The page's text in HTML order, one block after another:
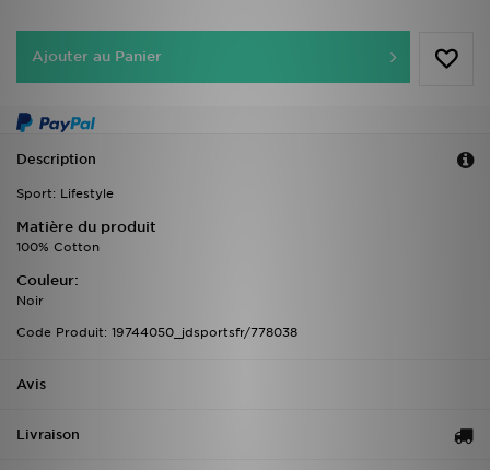
Ajouter au Panier
Description
Sport: Lifestyle
Matière du produit
100% Cotton
Couleur:
Noir
Code Produit: 19744050_jdsportsfr/778038
Avis
Livraison